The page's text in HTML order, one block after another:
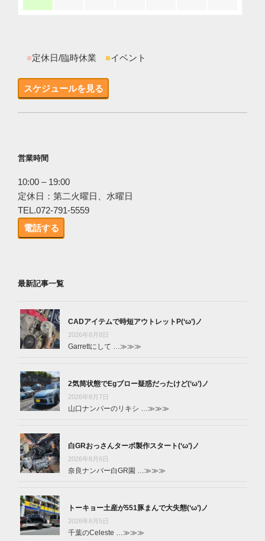
■定休日/臨時休業 ■イベント
スケジュールを見る
営業時間
10:00 – 19:00
定休日：第二火曜日、水曜日
TEL.072-791-5559
電話する
最新記事一覧
CADアイテムで時短アウトレットP(‘ω’)ノ
2026年8月8日
Garrettにして …≫≫≫
2気筒状態でEgブロー疑惑だったけど(‘ω’)ノ
2026年8月7日
山口ナンバーのリキシ …≫≫≫
白GRおっさんターボ製作スタート(‘ω’)ノ
2026年8月6日
奈良ナンバー白GR園 …≫≫≫
トーキョー土産が551豚まんで大失態(‘ω’)ノ
2026年8月5日
千葉のCeleste …≫≫≫